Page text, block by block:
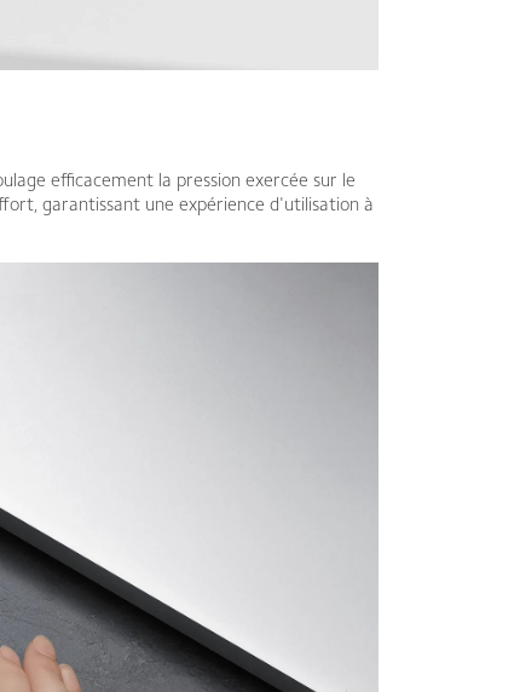
efficacement la pression exercée sur le
garantissant une expérience d'utilisation à